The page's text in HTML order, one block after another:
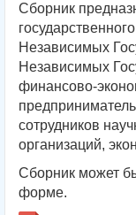
Сборник
Независимых
Независимых
финансово-
сотрудников
организаций,
Сборник может
форме.